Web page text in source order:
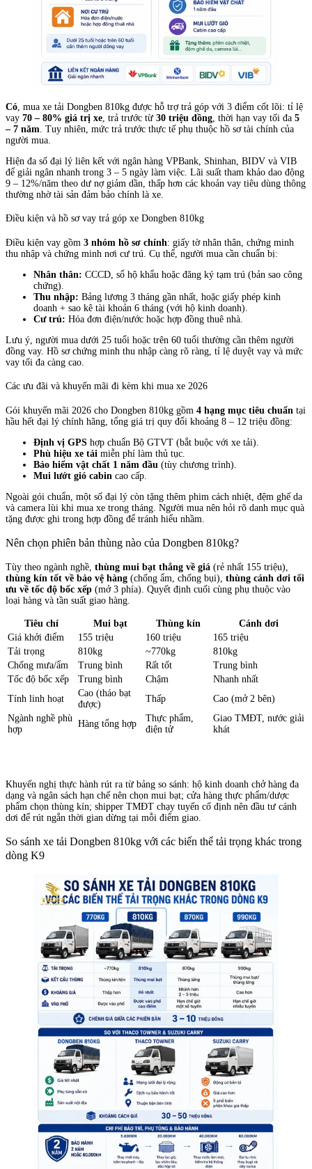
Có , mua xe tải Dongben 810kg được hỗ trợ trả góp với 3 điểm cốt lõi: tỉ lệ
vay 70 – 80% giá trị xe , trả trước từ 30 triệu đồng , thời hạn vay tối đa 5
– 7 năm . Tuy nhiên, mức trả trước thực tế phụ thuộc hồ sơ tài chính của
người mua.
Hiện đa số đại lý liên kết với ngân hàng VPBank, Shinhan, BIDV và VIB
để giải ngân nhanh trong 3 – 5 ngày làm việc. Lãi suất tham khảo dao động
9 – 12%/năm theo dư nợ giảm dần, thấp hơn các khoản vay tiêu dùng thông
thường nhờ tài sản đảm bảo chính là xe.
Điều kiện và hồ sơ vay trả góp xe Dongben 810kg
Điều kiện vay gồm 3 nhóm hồ sơ chính: giấy tờ nhân thân, chứng minh
thu nhập và chứng minh nơi cư trú. Cụ thể, người mua cần chuẩn bị:
Nhân thân: CCCD, sổ hộ khẩu hoặc đăng ký tạm trú (bản sao công
chứng).
Thu nhập: Bảng lương 3 tháng gần nhất, hoặc giấy phép kinh
doanh + sao kê tài khoản 6 tháng (với hộ kinh doanh).
Cư trú: Hóa đơn điện/nước hoặc hợp đồng thuê nhà.
Lưu ý, người mua dưới 25 tuổi hoặc trên 60 tuổi thường cần thêm người
đồng vay. Hồ sơ chứng minh thu nhập càng rõ ràng, tỉ lệ duyệt vay và mức
vay tối đa càng cao.
Các ưu đãi và khuyến mãi đi kèm khi mua xe 2026
Gói khuyến mãi 2026 cho Dongben 810kg gồm 4 hạng mục tiêu chuẩn tại
hầu hết đại lý chính hãng, tổng giá trị quy đổi khoảng 8 – 12 triệu đồng:
Định vị GPS hợp chuẩn Bộ GTVT (bắt buộc với xe tải).
Phù hiệu xe tải miễn phí làm thủ tục.
Bảo hiểm vật chất 1 năm đầu (tùy chương trình).
Mui lướt gió cabin cao cấp.
Ngoài gói chuẩn, một số đại lý còn tặng thêm phim cách nhiệt, đệm ghế da
và camera lùi khi mua xe trong tháng. Người mua nên hỏi rõ danh mục quà
tặng được ghi trong hợp đồng để tránh hiểu nhầm.
Nên chọn phiên bản thùng nào của Dongben 810kg?
Tùy theo ngành nghề, thùng mui bạt thắng về giá (rẻ nhất 155 triệu),
thùng kín tốt về bảo vệ hàng (chống ẩm, chống bụi), thùng cánh dơi tối
ưu về tốc độ bốc xếp (mở 3 phía). Quyết định cuối cùng phụ thuộc vào
loại hàng và tần suất giao hàng.
Tiêu chí Mui bạt Thùng kín
Cánh dơi
Giá khởi điểm
155 triệu 160 triệu
165 triệu
Tải trọng
810kg ~770kg
810kg
Chống mưa/ẩm
Trung bình Rất tốt
Trung bình
Tốc độ bốc xếp
Trung bình Chậm
Nhanh nhất
Tính linh hoạt
Cao (tháo bạt
được)
Thấp
Cao (mở 2 bên)
Ngành nghề phù
hợp
Hàng tổng hợp
Thực phẩm,
điện tử
Giao TMĐT, nước giải
khát
Khuyến nghị thực hành rút ra từ bảng so sánh: hộ kinh doanh chở hàng đa
dạng và ngân sách hạn chế nên chọn mui bạt; cửa hàng thực phẩm/dược
phẩm chọn thùng kín; shipper TMĐT chạy tuyến cố định nên đầu tư cánh
dơi để rút ngắn thời gian dừng tại mỗi điểm giao.
So sánh xe tải Dongben 810kg với các biến thể tải trọng khác trong
dòng K9